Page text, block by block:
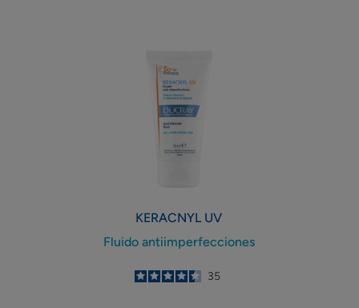
KERACNYLUV
Fluido antiimperfecciones
4.5
/
5
35